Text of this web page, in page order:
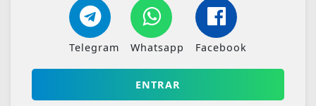
Telegram Whatsapp Facebook
ENTRAR